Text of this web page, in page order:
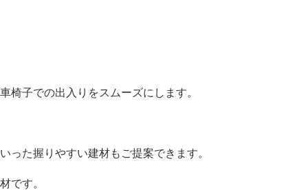
椅子での出入りをスムーズにします。
た握りやすい建材もご提案できます。
です。